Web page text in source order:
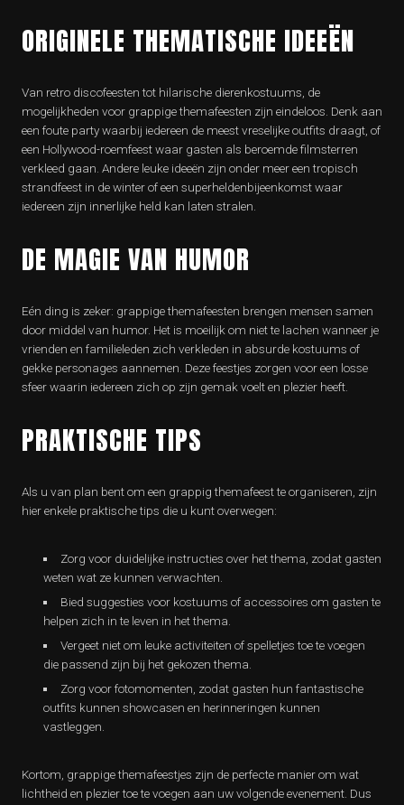
ORIGINELE THEMATISCHE IDEEËN
Van retro discofeesten tot hilarische dierenkostuums, de
mogelijkheden voor grappige themafeesten zijn eindeloos. Denk aan
een foute party waarbij iedereen de meest vreselijke outfits draagt, of
een Hollywood-roemfeest waar gasten als beroemde filmsterren
verkleed gaan. Andere leuke ideeën zijn onder meer een tropisch
strandfeest in de winter of een superheldenbijeenkomst waar
iedereen zijn innerlijke held kan laten stralen.
DE MAGIE VAN HUMOR
Eén ding is zeker: grappige themafeesten brengen mensen samen
door middel van humor. Het is moeilijk om niet te lachen wanneer je
vrienden en familieleden zich verkleden in absurde kostuums of
gekke personages aannemen. Deze feestjes zorgen voor een losse
sfeer waarin iedereen zich op zijn gemak voelt en plezier heeft.
PRAKTISCHE TIPS
Als u van plan bent om een grappig themafeest te organiseren, zijn
hier enkele praktische tips die u kunt overwegen:
Zorg voor duidelijke instructies over het thema, zodat gasten
weten wat ze kunnen verwachten.
Bied suggesties voor kostuums of accessoires om gasten te
helpen zich in te leven in het thema.
Vergeet niet om leuke activiteiten of spelletjes toe te voegen
die passend zijn bij het gekozen thema.
Zorg voor fotomomenten, zodat gasten hun fantastische
outfits kunnen showcasen en herinneringen kunnen
vastleggen.
Kortom, grappige themafeestjes zijn de perfecte manier om wat
lichtheid en plezier toe te voegen aan uw volgende evenement. Dus